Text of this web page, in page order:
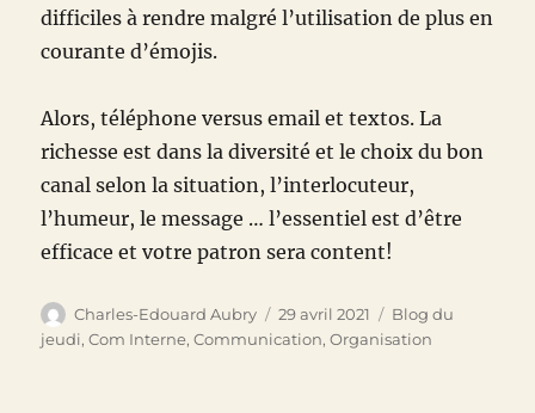
difficiles à rendre malgré l’utilisation de plus en
courante d’émojis.
Alors, téléphone versus email et textos. La
richesse est dans la diversité et le choix du bon
canal selon la situation, l’interlocuteur,
l’humeur, le message … l’essentiel est d’être
efficace et votre patron sera content!
Auteur
Charles-Edouard Aubry
Publié
le
29 avril 2021 Catégories
Blog du
jeudi,Com Interne,Communication,Organisation